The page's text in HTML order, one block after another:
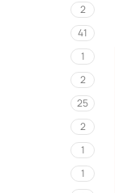
2
41
1
2
25
2
1
1